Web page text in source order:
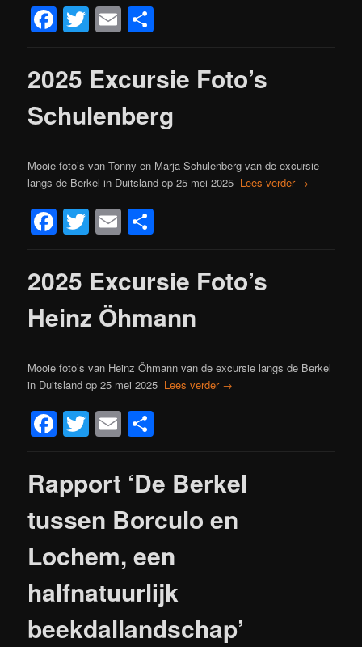
Facebook
Twitter
Email
2025 Excursie Foto’s
Schulenberg
Mooie foto’s van Tonny en Marja Schulenberg van de excursie
langs de Berkel in Duitsland op 25 mei 2025 Lees verder →
Facebook
Twitter
Email
2025 Excursie Foto’s
Heinz Öhmann
Mooie foto’s van Heinz Öhmann van de excursie langs de Berkel
in Duitsland op 25 mei 2025 Lees verder →
Facebook
Twitter
Email
Rapport ‘De Berkel
tussen Borculo en
Lochem, een
halfnatuurlijk
beekdallandschap’